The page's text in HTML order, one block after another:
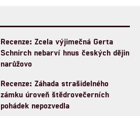
Recenze: Zcela výjimečná Gerta
Schnirch nebarví hnus českých dějin
narůžovo
Recenze: Záhada strašidelného
zámku úroveň štědrovečerních
pohádek nepozvedla